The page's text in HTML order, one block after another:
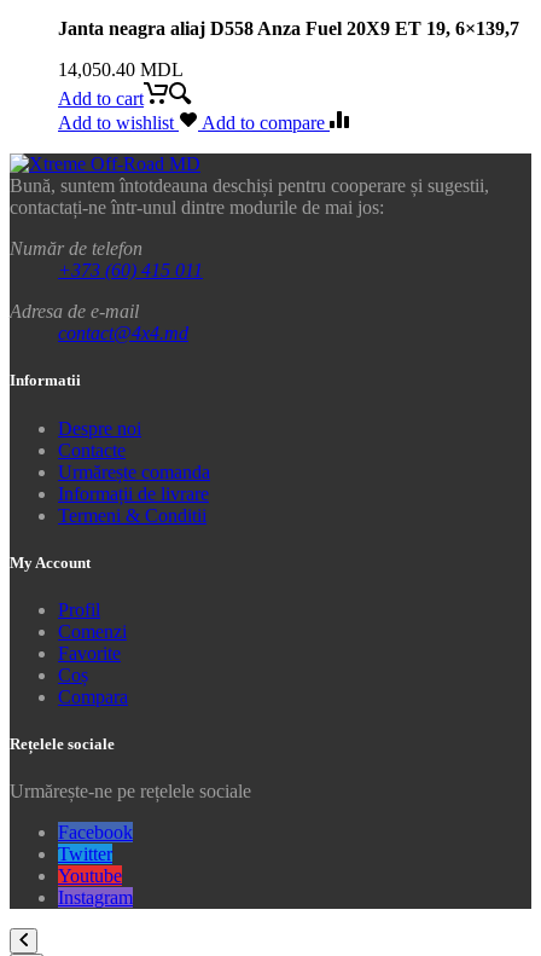
Janta neagra aliaj D558 Anza Fuel 20X9 ET 19, 6×139,7
14,050.40 MDL
Add to cart
Add to wishlist
Add to compare
Bună, suntem întotdeauna deschiși pentru cooperare și sugestii,
contactați-ne într-unul dintre modurile de mai jos:
Număr de telefon
+373 (60) 415 011
Adresa de e-mail
contact@4x4.md
Informatii
Despre noi
Contacte
Urmărește comanda
Informații de livrare
Termeni & Conditii
My Account
Profil
Comenzi
Favorite
Coș
Compara
Rețelele sociale
Urmărește-ne pe rețelele sociale
Facebook
Twitter
Youtube
Instagram